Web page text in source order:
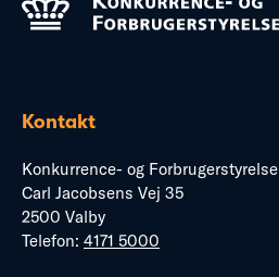
Kontakt
Konkurrence- og
Carl Jacobsens Vej 35
2500 Valby
Telefon: 4171 5000